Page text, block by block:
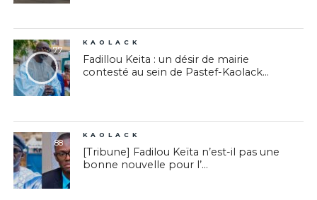
77
KAOLACK
Fadillou Keita : un désir de mairie
contesté au sein de Pastef-Kaolack...
88
KAOLACK
[Tribune] Fadilou Keïta n’est-il pas une
bonne nouvelle pour l’...